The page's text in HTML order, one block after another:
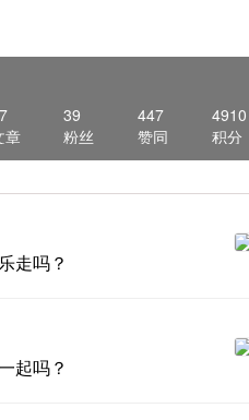
章
39
粉丝
447
赞同
4910
积分
走吗？
起吗？